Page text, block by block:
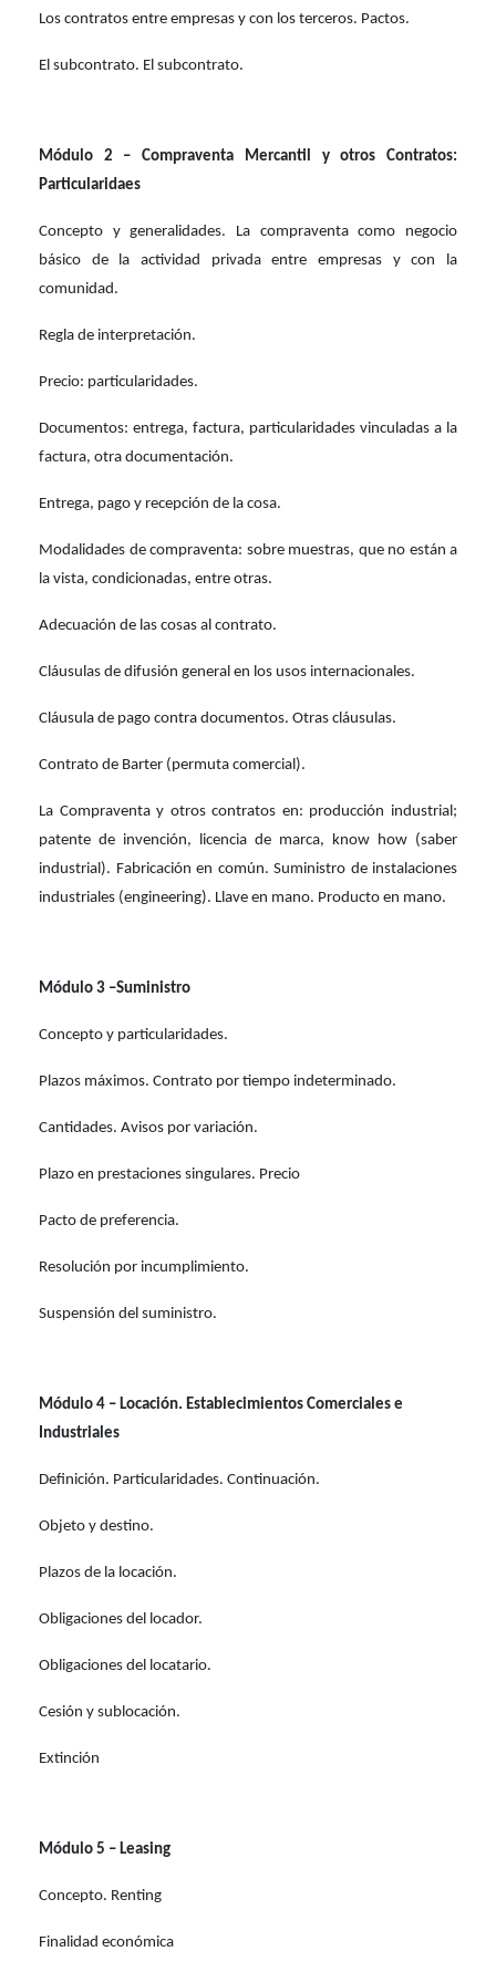
Los contratos entre empresas y con los terceros. Pactos.
El subcontrato. El subcontrato.
Módulo 2 – Compraventa Mercantil y otros Contratos:
Particularidaes
Concepto y generalidades. La compraventa como negocio
básico de la actividad privada entre empresas y con la
comunidad.
Regla de interpretación.
Precio: particularidades.
Documentos: entrega, factura, particularidades vinculadas a la
factura, otra documentación.
Entrega, pago y recepción de la cosa.
Modalidades de compraventa: sobre muestras, que no están a
la vista, condicionadas, entre otras.
Adecuación de las cosas al contrato.
Cláusulas de difusión general en los usos internacionales.
Cláusula de pago contra documentos. Otras cláusulas.
Contrato de Barter (permuta comercial).
La Compraventa y otros contratos en: producción industrial;
patente de invención, licencia de marca, know how (saber
industrial). Fabricación en común. Suministro de instalaciones
industriales (engineering). Llave en mano. Producto en mano.
Módulo 3 –Suministro
Concepto y particularidades.
Plazos máximos. Contrato por tiempo indeterminado.
Cantidades. Avisos por variación.
Plazo en prestaciones singulares. Precio
Pacto de preferencia.
Resolución por incumplimiento.
Suspensión del suministro.
Módulo 4 – Locación. Establecimientos Comerciales e
Industriales
Definición. Particularidades. Continuación.
Objeto y destino.
Plazos de la locación.
Obligaciones del locador.
Obligaciones del locatario.
Cesión y sublocación.
Extinción
Módulo 5 – Leasing
Concepto. Renting
Finalidad económica